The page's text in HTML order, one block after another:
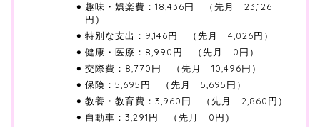
趣味・娯楽費：18,436円 （先月 23,126
円）
特別な支出：9,146円 （先月 4,026円）
健康・医療：8,990円 （先月 0円）
交際費：8,770円 （先月 10,496円）
保険：5,695円 （先月 5,695円）
教養・教育費：3,960円 （先月 2,860円）
自動車：3,291円 （先月 0円）